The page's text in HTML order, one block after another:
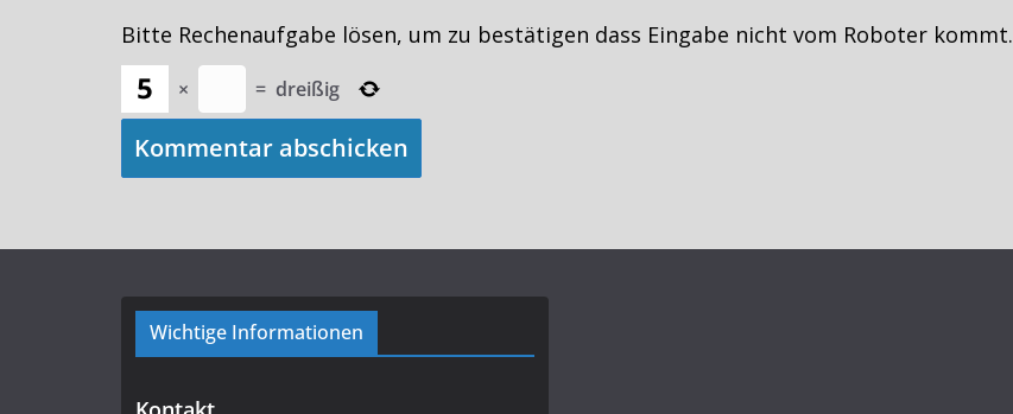
Bitte Rechenaufgabe lösen, um zu bestätigen dass Eingabe nicht vom Roboter kommt.
× = dreißig
Wichtige Informationen